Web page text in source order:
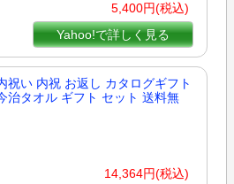
5,400円(税込)
Yahoo!で詳しく見る
祝い 内祝 お返し カタログギフト
治タオル ギフト セット 送料無
14,364円(税込)